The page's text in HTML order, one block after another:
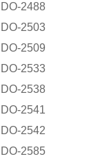
DO-2488
DO-2503
DO-2509
DO-2533
DO-2538
DO-2541
DO-2542
DO-2585